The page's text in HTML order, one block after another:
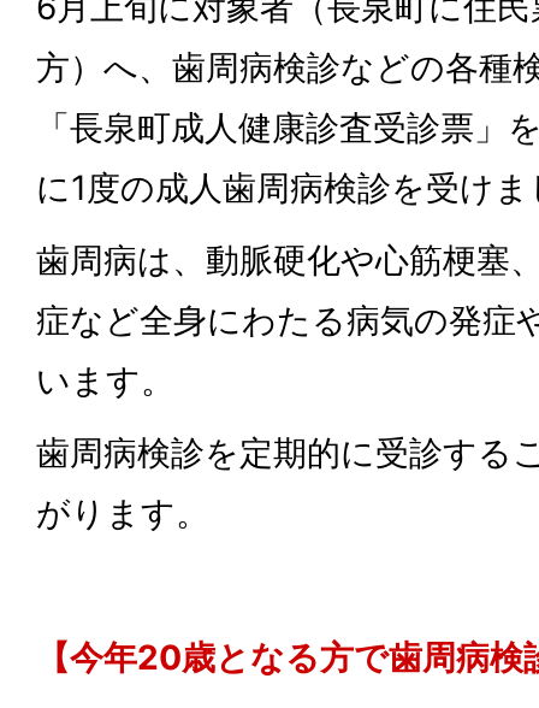
方）へ、歯周病検診などの各種
「長泉町成人健康診査受診票」
に1度の成人歯周病検診を受け
歯周病は、動脈硬化や心筋梗塞
症など全身にわたる病気の発症
います。
歯周病検診を定期的に受診する
がります。
【今年20歳となる方で歯周病